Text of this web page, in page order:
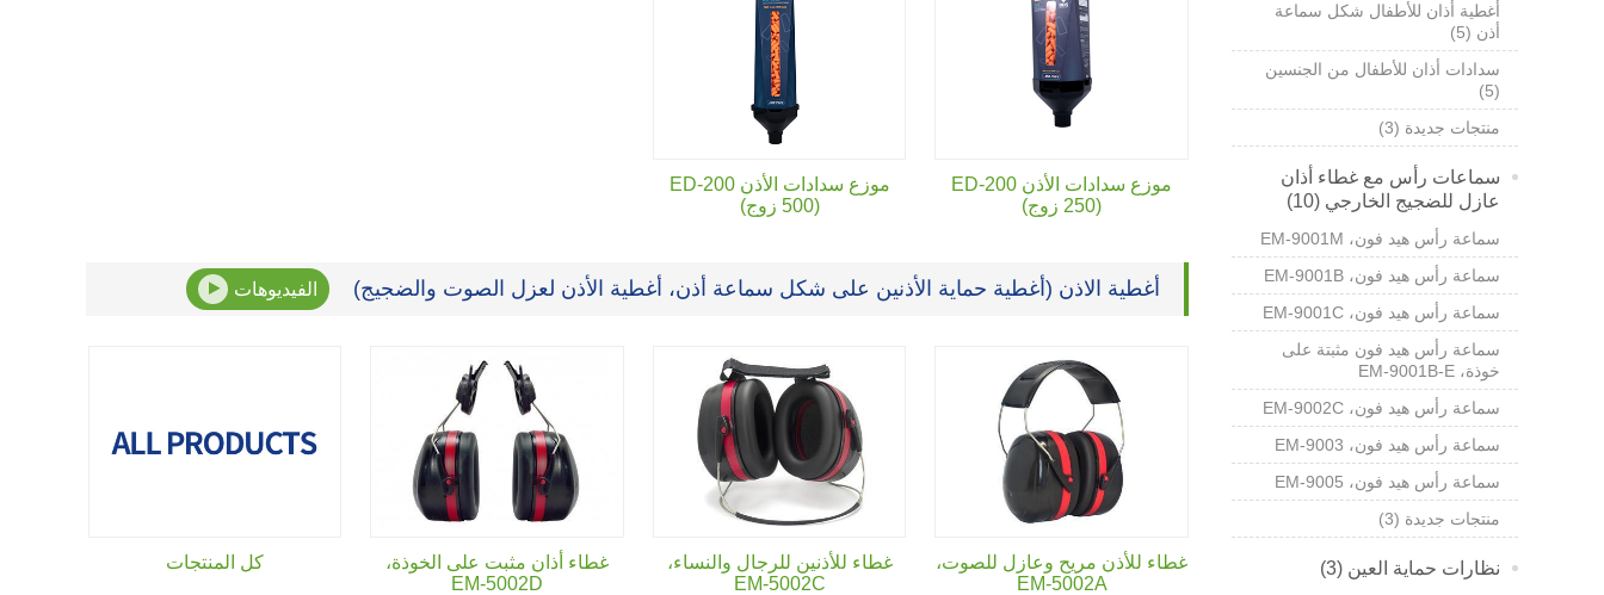
موزع سدادات الأذن ED-200
(250 زوج)
موزع سدادات الأذن ED-200
(500 زوج)
أغطية الاذن (أغطية حماية الأذنين على شكل سماعة أذن، أغطية الأذن لعزل الصوت والضجيج) الفيديوهات
غطاء للأذن مريح وعازل للصوت،
EM-5002A
غطاء للأذنين للرجال والنساء،
EM-5002C
غطاء أذان مثبت على الخوذة،
EM-5002D
كل المنتجات
أغطية أذان للأطفال شكل سماعة
أذن (5)
سدادات أذان للأطفال من الجنسين
(5)
منتجات جديدة (3)
سماعات رأس مع غطاء أذان
عازل للضجيج الخارجي (10)
سماعة رأس هيد فون، EM-9001M
سماعة رأس هيد فون، EM-9001B
سماعة رأس هيد فون، EM-9001C
سماعة رأس هيد فون مثبتة على
خوذة، EM-9001B-E
سماعة رأس هيد فون، EM-9002C
سماعة رأس هيد فون، EM-9003
سماعة رأس هيد فون، EM-9005
منتجات جديدة (3)
نظارات حماية العين (3)